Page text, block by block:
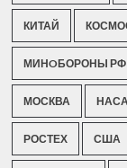
КИТАЙ
МИНOБОРОНЫ РФ
МОСКВА
РОСТЕХ США